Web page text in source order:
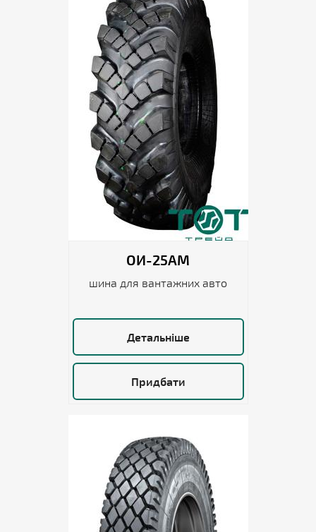
ОИ-25АМ
шина для вантажних авто
Детальніше
Придбати